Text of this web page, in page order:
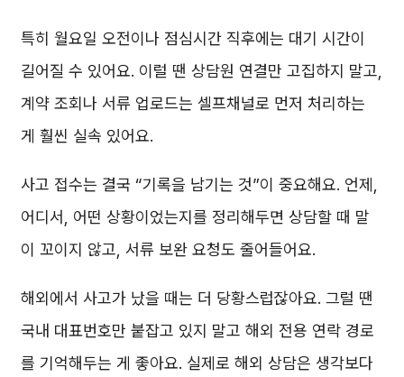
특히 월요일 오전이나 점심시간 직후에는 대기 시간이
길어질 수 있어요. 이럴 땐 상담원 연결만 고집하지 말고,
계약 조회나 서류 업로드는 셀프채널로 먼저 처리하는
게 훨씬 실속 있어요.
사고 접수는 결국 “기록을 남기는 것”이 중요해요. 언제,
어디서, 어떤 상황이었는지를 정리해두면 상담할 때 말
이 꼬이지 않고, 서류 보완 요청도 줄어들어요.
해외에서 사고가 났을 때는 더 당황스럽잖아요. 그럴 땐
국내 대표번호만 붙잡고 있지 말고 해외 전용 연락 경로
를 기억해두는 게 좋아요. 실제로 해외 상담은 생각보다